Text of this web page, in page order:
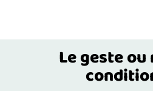
Le geste